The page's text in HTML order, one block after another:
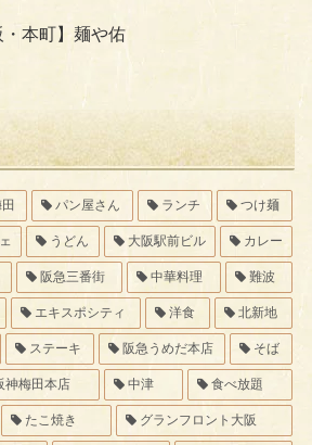
・本町】麺や佑
パン屋さん ランチ つけ麺
うどん 大阪駅前ビル カレー
阪急三番街 中華料理 難波
エキスポシティ 洋食 北新地
ステーキ 阪急うめだ本店 そば
神梅田本店 中津 食べ放題
たこ焼き グランフロント大阪